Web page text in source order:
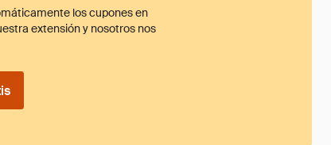
los cupones en
extensión y nosotros nos